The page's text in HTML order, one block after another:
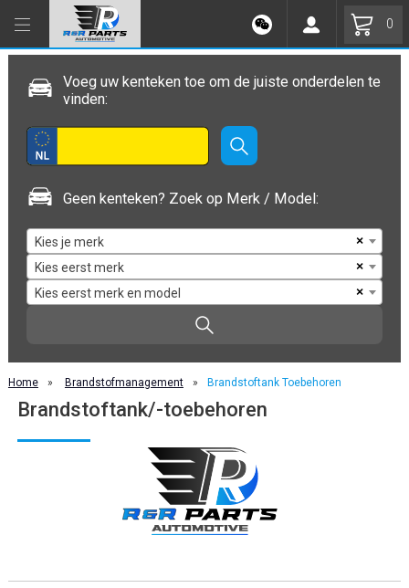
0
Voeg uw kenteken toe om de juiste onderdelen te
vinden:
Geen kenteken? Zoek op Merk / Model:
×
Kies je merk
×
Kies eerst merk
×
Kies eerst merk en model
Home » Brandstofmanagement » Brandstoftank Toebehoren
Brandstoftank/-toebehoren